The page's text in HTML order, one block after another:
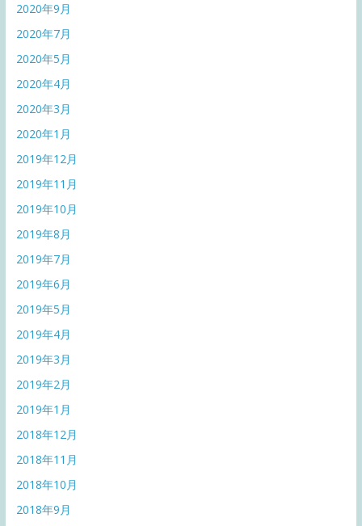
2020年9月
2020年7月
2020年5月
2020年4月
2020年3月
2020年1月
2019年12月
2019年11月
2019年10月
2019年8月
2019年7月
2019年6月
2019年5月
2019年4月
2019年3月
2019年2月
2019年1月
2018年12月
2018年11月
2018年10月
2018年9月